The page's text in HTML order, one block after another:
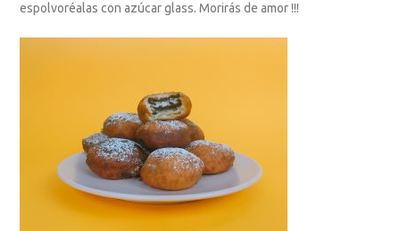
espolvoréalas con azúcar glass. Morirás de amor !!!